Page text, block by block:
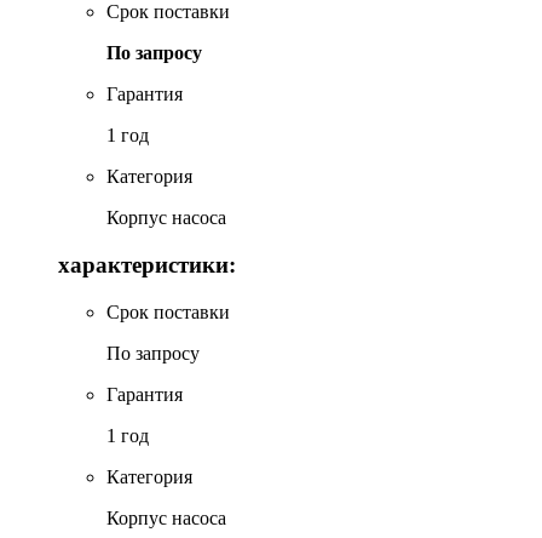
Срок поставки
По запросу
Гарантия
1 год
Категория
Корпус насоса
характеристики:
Срок поставки
По запросу
Гарантия
1 год
Категория
Корпус насоса